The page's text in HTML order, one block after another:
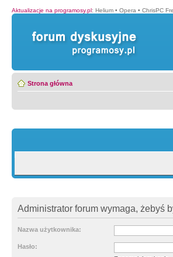
Aktualizacje na programosy.pl: Helium • Opera • ChrisPC
Strona główna
Administrator forum wymaga, żebyś
Nazwa użytkownika:
Hasło: